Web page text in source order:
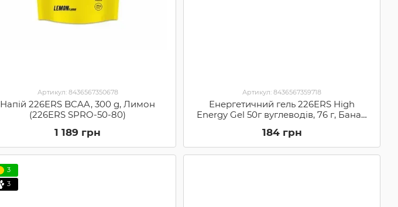
Артикул: 8436567350678
Напій 226ERS BCAA, 300 g, Лимон
(226ERS SPRO-50-80)
1 189 грн
Артикул: 8436567359718
Енергетичний гель 226ERS High
Energy Gel 50г вуглеводів, 76 г, Банан
184 грн
3
3